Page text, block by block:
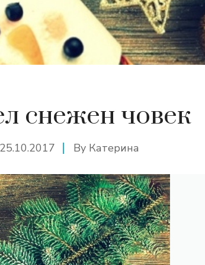
снежен човек
25.10.2017 By Катерина